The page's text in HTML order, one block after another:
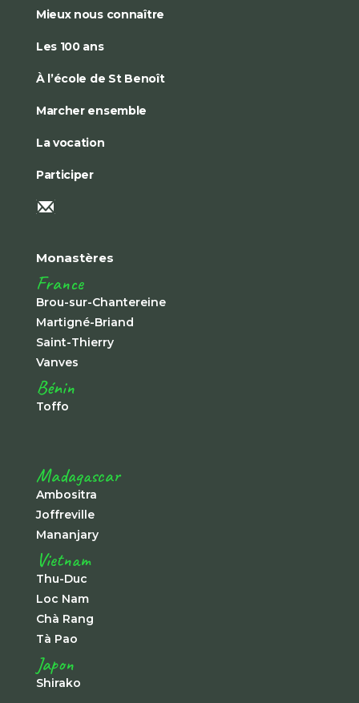
Mieux nous connaître
Les 100 ans
À l’école de St Benoît
Marcher ensemble
La vocation
Participer
Monastères
France
Brou-sur-Chantereine
Martigné-Briand
Saint-Thierry
Vanves
Bénin
Toffo
Madagascar
Ambositra
Joffreville
Mananjary
Vietnam
Thu-Duc
Loc Nam
Chà Rang
Tà Pao
Japon
Shirako